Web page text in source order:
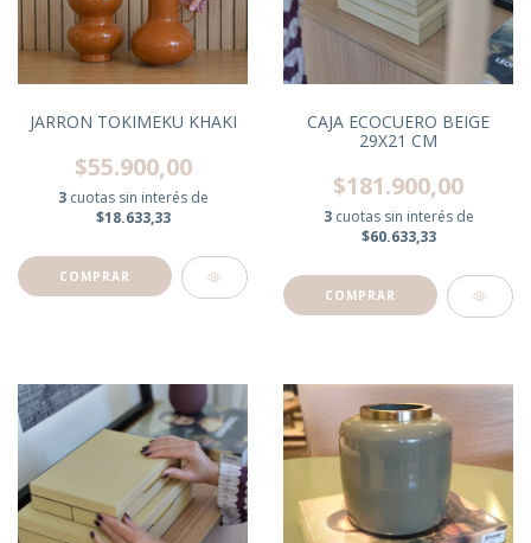
JARRON TOKIMEKU KHAKI
$55.900,00
3 cuotas sin interés de
$18.633,33
CAJA ECOCUERO BEIGE
29X21 CM
$181.900,00
3 cuotas sin interés de
$60.633,33